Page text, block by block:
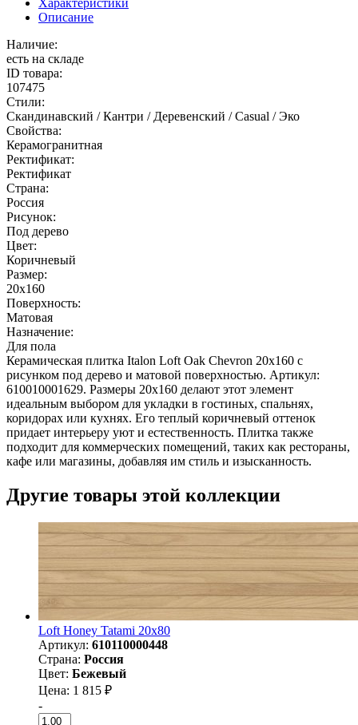
Описание
Наличие:
есть на складе
ID товара:
107475
Стили:
Скандинавский / Кантри / Деревенский / Casual / Эко
Свойства:
Керамогранитная
Ректификат:
Ректификат
Страна:
Россия
Рисунок:
Под дерево
Цвет:
Коричневый
Размер:
20x160
Поверхность:
Матовая
Назначение:
Для пола
Керамическая плитка Italon Loft Oak Chevron 20x160 с
рисунком под дерево и матовой поверхностью. Артикул:
610010001629. Размеры 20x160 делают этот элемент
идеальным выбором для укладки в гостиных, спальнях,
коридорах или кухнях. Его теплый коричневый оттенок
придает интерьеру уют и естественность. Плитка также
подходит для коммерческих помещений, таких как рестораны,
кафе или магазины, добавляя им стиль и изысканность.
Другие товары этой коллекции
Loft Honey Tatami 20х80
Артикул: 610110000448
Страна: Россия
Цвет: Бежевый
Цена: 1 815 ₽
-